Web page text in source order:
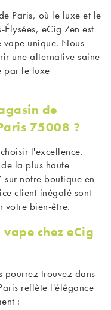
Paris, où le luxe et le
eCig Zen est
vape unique. Nous
une alternative saine
par le luxe
de
75008 ?
l'excellence.
la plus haute
notre boutique en
client inégalé sont
votre bien-être.
chez eCig
pourrez trouvez dans
reflète l'élégance
: